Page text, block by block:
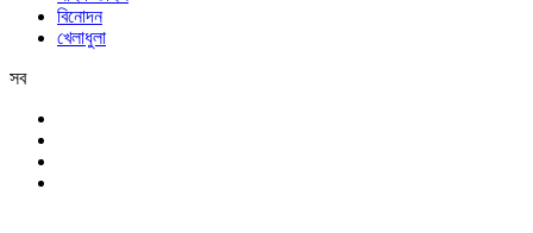
বিনোদন
খেলাধুলা
সব